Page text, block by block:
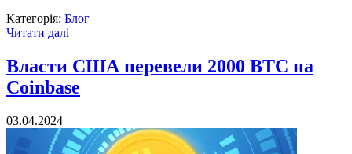
Категорія: Блог
Читати далі
Власти США перевели 2000 BTC на
Coinbase
03.04.2024